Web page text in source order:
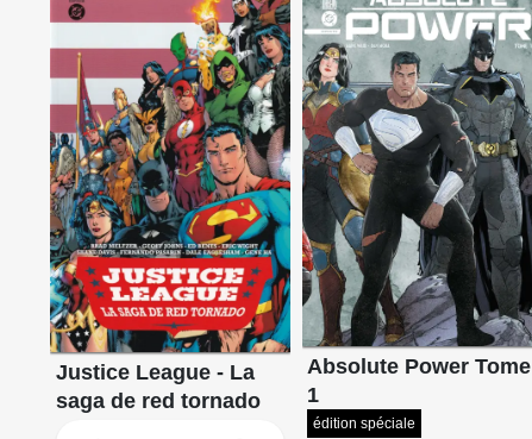
Justice League - La
saga de red tornado
Absolute Power Tome
1
édition spéciale